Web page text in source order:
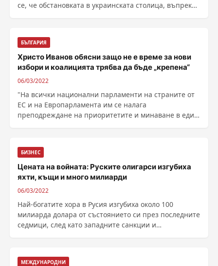
се, че обстановката в украинската столица, въпреки
БЪЛГАРИЯ
Христо Иванов обясни защо не е време за нови
избори и коалицията трябва да бъде „крепена“
06/03/2022
"На всички национални парламенти на страните от
ЕС и на Европарламента им се налага
преподреждане на приоритетите и минаване в един
БИЗНЕС
Цената на войната: Руските олигарси изгубиха
яхти, къщи и много милиарди
06/03/2022
Най-богатите хора в Русия изгубиха около 100
милиарда долара от състоянието си през последните
седмици, след като западните санкции и
прези...
МЕЖДУНАРОДНИ